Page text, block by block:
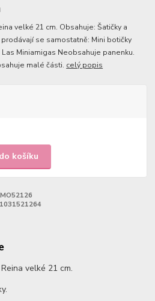
velké 21 cm. Obsahuje: Šatičky a
se samostatně: Mini botičky
Miniamigas Neobsahuje panenku.
malé části. celý popis
košíku
velké 21 cm.